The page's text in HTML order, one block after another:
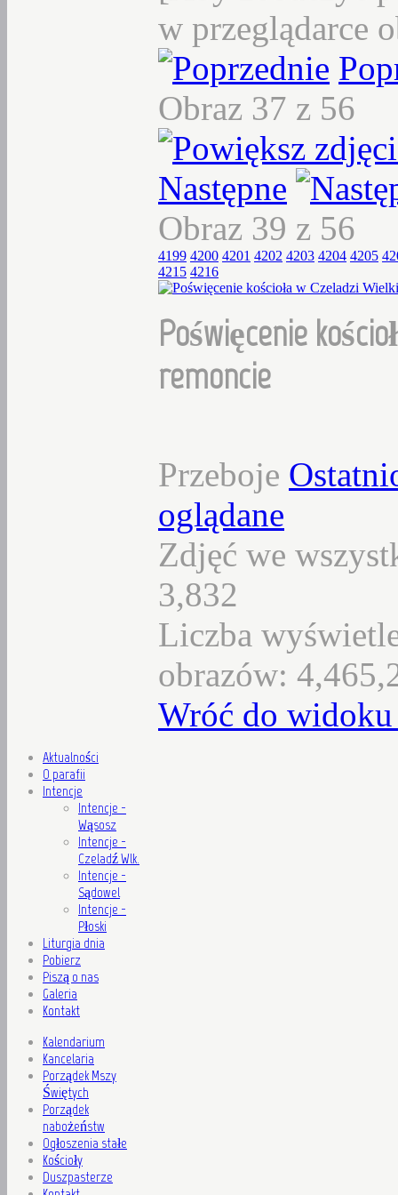
w przeglądarce
Obraz 37 z 56
Następne
Obraz 39 z 56
4199 4200 4201 4202 4203 4204 4205
4215 4216
Poświęcenie
remoncie
Przeboje
oglądane
Zdjęć we
3,832
Liczba
obrazów:
Wróć do
Aktualności
O parafii
Intencje
Intencje -
Wąsosz
Intencje -
Czeladź Wlk.
Intencje -
Sądowel
Intencje -
Płoski
Liturgia dnia
Pobierz
Piszą o nas
Galeria
Kontakt
Kalendarium
Kancelaria
Porządek Mszy
Świętych
Porządek
nabożeństw
Ogłoszenia stałe
Kościoły
Duszpasterze